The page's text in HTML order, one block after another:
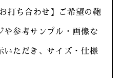
打ち合わせ】ご希望の鞄
や参考サンプル・画像な
いただき、サイズ・仕様